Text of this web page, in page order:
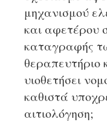
μηχανισμού
και αφετέρου
καταγραφής
θεραπευτήριο
υιοθετήσει
καθιστά
αιτιολόγηση;